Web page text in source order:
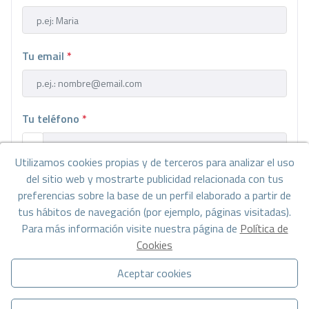
Tu email *
Tu teléfono *
Tu mensaje
Información básica sobre protección de datos en base al
Utilizamos cookies propias y de terceros para analizar el uso
del sitio web y mostrarte publicidad relacionada con tus
preferencias sobre la base de un perfil elaborado a partir de
tus hábitos de navegación (por ejemplo, páginas visitadas).
Para más información visite nuestra página de Política de
Cookies
Aceptar cookies